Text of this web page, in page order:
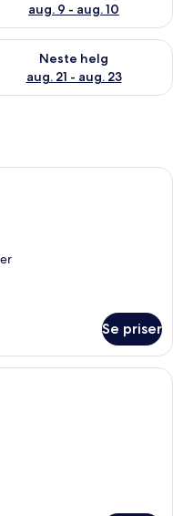
aug. 9 - aug. 10
aug. 14 - aug. 16
Neste helg
aug. 21 - aug. 23
tilgjengelighet for
– standard, 1. etasje |
Se priser
– standard, 1. etasje |